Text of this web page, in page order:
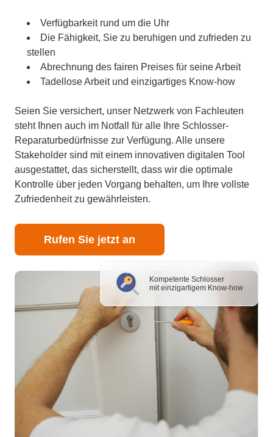
Kompetente Schlosser
mit einzigartigem Know-how
Verfügbarkeit rund um die Uhr
Die Fähigkeit, Sie zu beruhigen und zufrieden zu
stellen
Abrechnung des fairen Preises für seine Arbeit
Tadellose Arbeit und einzigartiges Know-how
Seien Sie versichert, unser Netzwerk von Fachleuten
steht Ihnen auch im Notfall für alle Ihre Schlosser-
Reparaturbedürfnisse zur Verfügung. Alle unsere
Stakeholder sind mit einem innovativen digitalen Tool
ausgestattet, das sicherstellt, dass wir die optimale
Kontrolle über jeden Vorgang behalten, um Ihre vollste
Zufriedenheit zu gewährleisten.
Rufen Sie jetzt an